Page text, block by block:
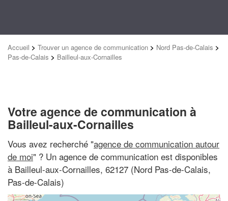
Accueil > Trouver un agence de communication > Nord Pas-de-Calais >
Pas-de-Calais > Bailleul-aux-Cornailles
Votre agence de communication à
Bailleul-aux-Cornailles
Vous avez recherché "agence de communication autour
de moi" ? Un agence de communication est disponibles
à Bailleul-aux-Cornailles, 62127 (Nord Pas-de-Calais,
Pas-de-Calais)